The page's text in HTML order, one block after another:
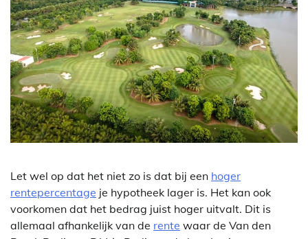
Let wel op dat het niet zo is dat bij een hoger
rentepercentage je hypotheek lager is. Het kan ook
voorkomen dat het bedrag juist hoger uitvalt. Dit is
allemaal afhankelijk van de rente waar de Van den